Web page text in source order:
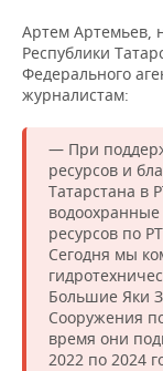
Артем Артемьев,
Республики
Федерального
журналистам:
— При
ресурсов и
Татарстана в
ресурсов по
Сегодня мы
Большие Яки
Сооружения
время они
2022 по 2024